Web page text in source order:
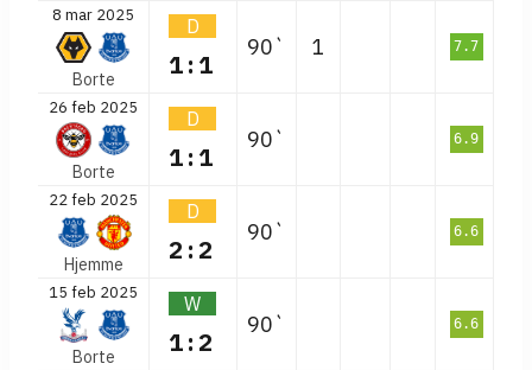
8 mar 2025
Borte
D
1:1
90` 1 7.7
26 feb 2025
Borte
D
1:1
90` 6.9
22 feb 2025
Hjemme
D
2:2
90` 6.6
15 feb 2025
Borte
W
1:2
90` 6.6